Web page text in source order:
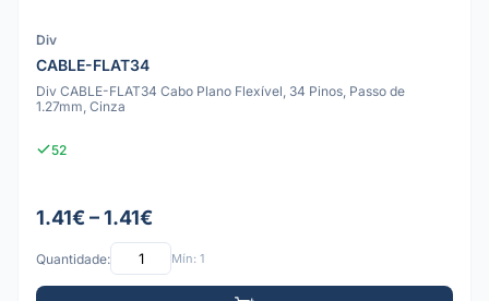
Div
CABLE-FLAT34
Div CABLE-FLAT34 Cabo Plano Flexível, 34 Pinos, Passo de
1.27mm, Cinza
52
1.41€ – 1.41€
Quantidade: Mín: 1